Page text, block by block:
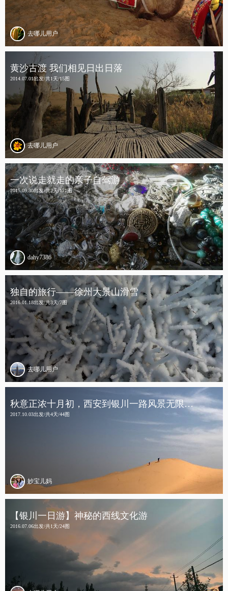
去哪儿用户
黄沙古渡 我们相见日出日落
2014.07.01出发/共1天/15图
去哪儿用户
一次说走就走的亲子自驾游
2015.09.30出发/共2天/171图
dahy7386
独自的旅行——徐州大景山滑雪
2016.01.18出发/共3天/7图
去哪儿用户
秋意正浓十月初，西安到银川一路风景无限…
2017.10.03出发/共4天/44图
妙宝儿妈
【银川一日游】神秘的西线文化游
2016.07.06出发/共1天/24图